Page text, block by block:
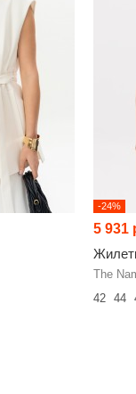
-24%
5 931
The
42
44